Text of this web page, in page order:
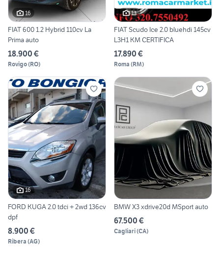
16
FIAT 600 1.2 Hybrid 110cv La
Prima auto
18.900 €
Rovigo(RO)
13
FIAT Scudo Ice 2.0 bluehdi 145cv
L3H1 KM CERTIFICA
17.890 €
Roma (RM)
16
FORD KUGA 2.0 tdci + 2wd 136cv
dpf
8.900 €
Ribera (AG)
BMW X3 xdrive20d MSport auto
67.500 €
Cagliari(CA)